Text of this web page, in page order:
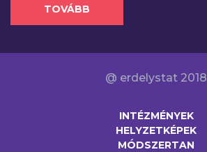
TOVÁBB
@ erdelystat 2018
INTÉZMÉNYEK
HELYZETKÉPEK
MÓDSZERTAN